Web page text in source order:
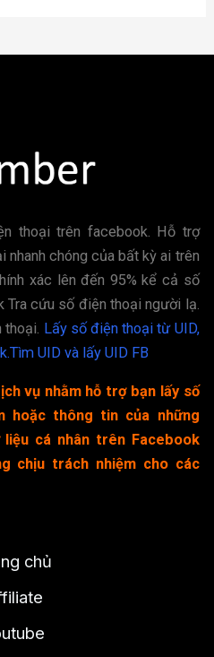
thoại trên facebook. Hỗ trợ
nhanh chóng của bất kỳ ai trên
xác lên đến 95% kể cả số
cứu số điện thoại người lạ.
Lấy số điện thoại từ UID,
Tìm UID và lấy UID FB
vụ nhằm hỗ trợ bạn lấy số
hoặc thông tin của những
cá nhân trên Facebook
chịu trách nhiệm cho các
chủ